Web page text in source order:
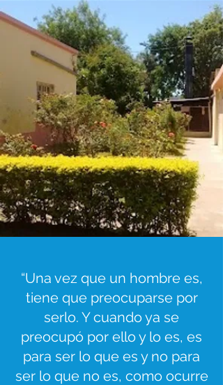
“Una vez que un hombre es,
tiene que preocuparse por
serlo. Y cuando ya se
preocupó por ello y lo es, es
para ser lo que es y no para
ser lo que no es, como ocurre